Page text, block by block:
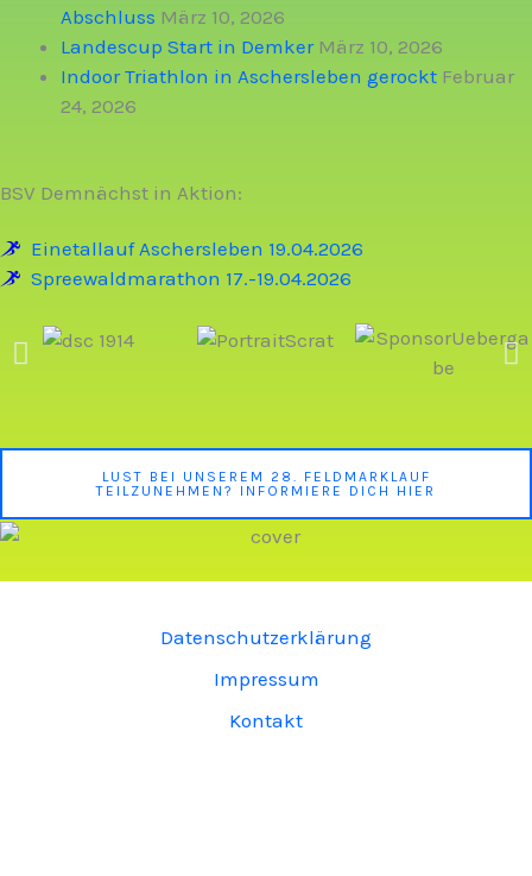
Abschluss März 10, 2026
Landescup Start in Demker März 10, 2026
Indoor Triathlon in Aschersleben gerockt Februar
24, 2026
BSV Demnächst in Aktion:
Einetallauf Aschersleben 19.04.2026
Spreewaldmarathon 17.-19.04.2026
LUST BEI UNSEREM 28. FELDMARKLAUF
TEILZUNEHMEN? INFORMIERE DICH HIER
Datenschutzerklärung
Impressum
Kontakt